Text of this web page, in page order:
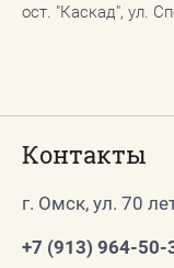
ост. "Каскад", ул.
Контакты
г. Омск, ул. 70
+7 (913) 964-50-